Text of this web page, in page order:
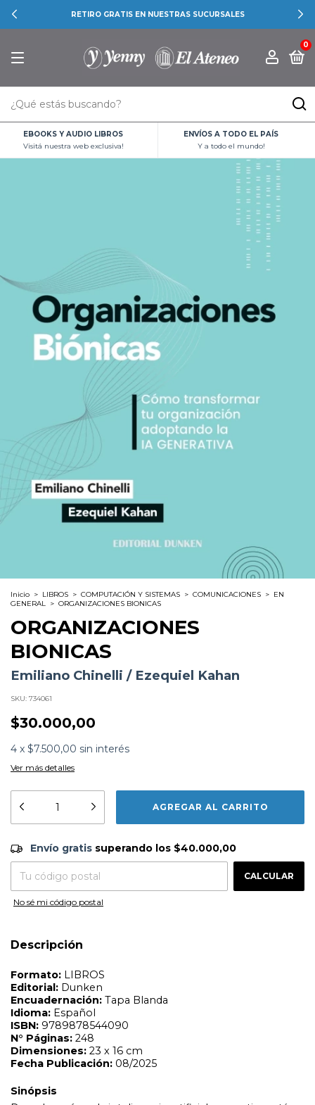
RETIRO GRATIS EN NUESTRAS SUCURSALES
0
EBOOKS Y AUDIO LIBROS
Visitá nuestra web exclusiva!
ENVÍOS A TODO EL PAÍS
Y a todo el mundo!
Inicio > LIBROS > COMPUTACIÓN Y SISTEMAS > COMUNICACIONES > EN
GENERAL > ORGANIZACIONES BIONICAS
ORGANIZACIONES
BIONICAS
Emiliano Chinelli / Ezequiel Kahan
SKU: 734061
$30.000,00
4 x $7.500,00 sin interés
Ver más detalles
Envío gratis $40.000,00
Entregas para el CP: CAMBIAR CP
Envío gratis superando los $40.000,00
CALCULAR
No sé mi código postal
Descripción
Formato:
LIBROS
Editorial:Dunken
Idioma:Español
ISBN:9789878544090
N°Páginas:248
Dimensiones:23 x 16 cm
Sinópsis
transformando las empresas tradicionales en
organizaciones biónicas. En este libro, Emiliano Chinelli,
de Knowment, te guiarán en el proceso de adopción de
IA Generativa, destacando sus beneficios, desafíos y
etapas. Con ejemplos prácticos y casos de estudio reales,
aprenderás cómo esta tecnología puede potenciar tus
capacidades humanas, optimizar procesos y revolucionar
tu negocio. Ya no se trata de si debemos utilizar la IA
Generativa, sino de cómo hacerlo de manera efectiva.
colaboración entre humanos y máquinas redefine el